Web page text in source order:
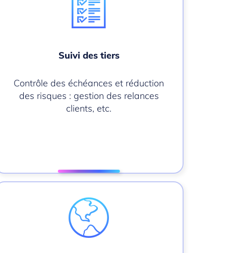
Suivi des tiers
Contrôle des échéances et réduction
des risques : gestion des relances
clients, etc.